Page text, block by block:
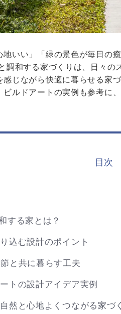
地いい」「緑の景色が毎日
調和する家づくりは、日々
じながら快適に暮らせる家
ルドアートの実例も参考に
目次
する家とは？
込む設計のポイント
と共に暮らす工夫
トの設計アイデア実例
然と心地よくつながる家づ